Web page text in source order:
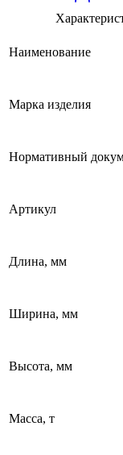
Наименование
Марка изделия
Нормативный
Артикул
Длина, мм
Ширина, мм
Высота, мм
Масса, т